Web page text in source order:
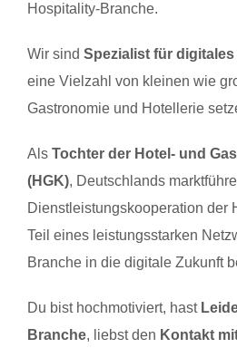
Hospitality-Branche.
Wir sind Spezialist für
eine Vielzahl von kleinen wie
Gastronomie und Hotellerie
Als Tochter der Hotel- und
(HGK), Deutschlands
Dienstleistungskooperation der
Teil eines leistungsstarken
Branche in die digitale Zukunft
Du bist hochmotiviert, hast
Branche, liebst den Kontakt